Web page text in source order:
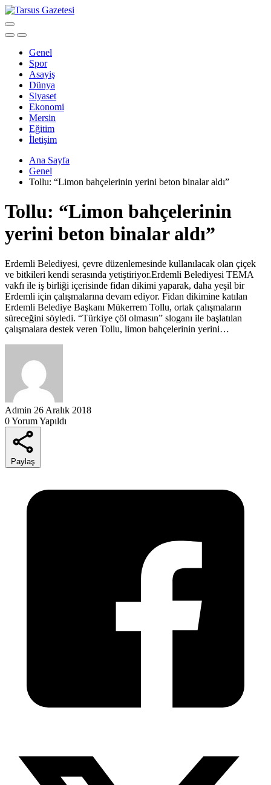
Genel
Spor
Asayiş
Dünya
Siyaset
Ekonomi
Mersin
Eğitim
İletişim
Ana Sayfa
Genel
Tollu: “Limon bahçelerinin yerini beton binalar aldı”
Tollu: “Limon bahçelerinin
yerini beton binalar aldı”
Erdemli Belediyesi, çevre düzenlemesinde kullanılacak olan çiçek
ve bitkileri kendi serasında yetiştiriyor.Erdemli Belediyesi TEMA
vakfı ile iş birliği içerisinde fidan dikimi yaparak, daha yeşil bir
Erdemli için çalışmalarına devam ediyor. Fidan dikimine katılan
Erdemli Belediye Başkanı Mükerrem Tollu, ortak çalışmaların
süreceğini söyledi. “Türkiye çöl olmasın” sloganı ile başlatılan
çalışmalara destek veren Tollu, limon bahçelerinin yerini…
Admin 26 Aralık 2018
0 Yorum Yapıldı
Paylaş